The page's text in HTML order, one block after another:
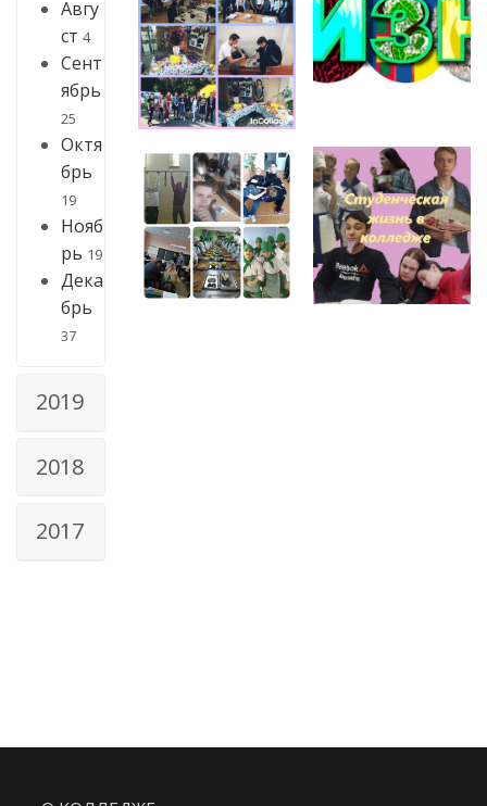
Авгу
ст 4
Сент
ябрь
25
Октя
брь
19
Нояб
рь 19
Дека
брь
37
2019
2018
2017